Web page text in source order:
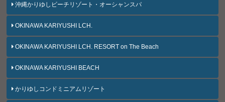
沖縄かりゆしビーチリゾート・オーシャンスパ
OKINAWA KARIYUSHI LCH.
OKINAWA KARIYUSHI LCH. RESORT on The Beach
OKINAWA KARIYUSHI BEACH
かりゆしコンドミニアムリゾート